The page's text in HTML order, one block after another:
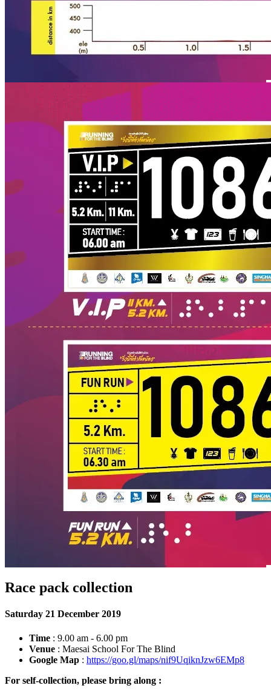
Race pack collection
Saturday 21 December 2019
Time : 9.00 am - 6.00 pm
Venue : Maesai School For The Blind
Google Map : https://goo.gl/maps/nif9UqiknJzw6EMp8
For self-collection, please bring along :